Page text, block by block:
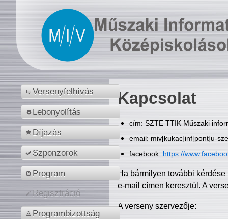
Versenyfelhívás
Lebonyolítás
Díjazás
Szponzorok
Program
Regisztráció
Programbizottság
Kapcsolat
cím: SZTE TTIK Műszaki
email: miv[kukac]inf[pont]u-
facebook: https://
Ha bármilyen további
e-mail címen keresztül. A
A verseny szervezője: